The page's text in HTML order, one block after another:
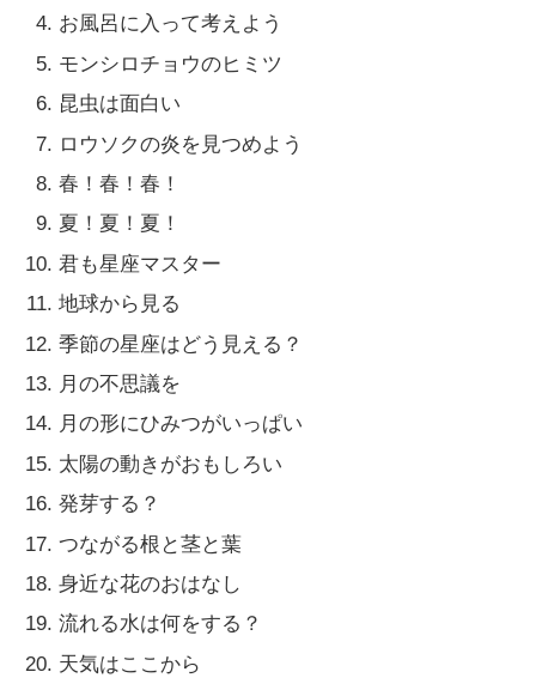
お風呂に入って考えよう
モンシロチョウのヒミツ
昆虫は面白い
ロウソクの炎を見つめよう
春！春！春！
夏！夏！夏！
君も星座マスター
地球から見る
季節の星座はどう見える？
月の不思議を
月の形にひみつがいっぱい
太陽の動きがおもしろい
発芽する？
つながる根と茎と葉
身近な花のおはなし
流れる水は何をする？
天気はここから